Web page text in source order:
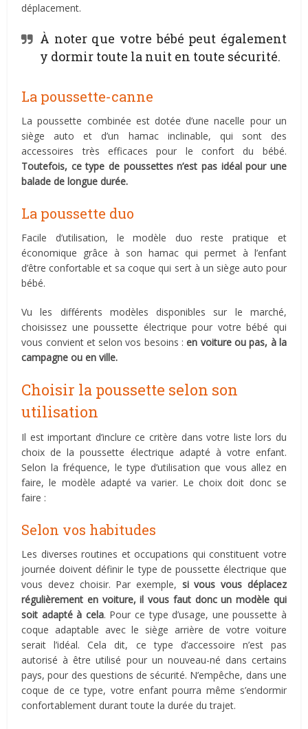
déplacement.
À noter que votre bébé peut également
y dormir toute la nuit en toute sécurité.
La poussette-canne
La poussette combinée est dotée d’une nacelle pour un
siège auto et d’un hamac inclinable, qui sont des
accessoires très efficaces pour le confort du bébé.
Toutefois, ce type de poussettes n’est pas idéal pour une
balade de longue durée.
La poussette duo
Facile d’utilisation, le modèle duo reste pratique et
économique grâce à son hamac qui permet à l’enfant
d’être confortable et sa coque qui sert à un siège auto pour
bébé.
Vu les différents modèles disponibles sur le marché,
choisissez une poussette électrique pour votre bébé qui
vous convient et selon vos besoins :en voiture ou pas, à la
campagne ou en ville.
Choisir la poussette selon son
utilisation
Il est important d’inclure ce critère dans votre liste lors du
choix de la poussette électrique adapté à votre enfant.
Selon la fréquence, le type d’utilisation que vous allez en
faire, le modèle adapté va varier. Le choix doit donc se
faire :
Selon vos habitudes
Les diverses routines et occupations qui constituent votre
journée doivent définir le type de poussette électrique que
vous devez choisir. Par exemple, si vous vous déplacez
régulièrement en voiture, il vous faut donc un modèle qui
soit adapté à cela. Pour ce type d’usage, une poussette à
coque adaptable avec le siège arrière de votre voiture
serait l’idéal. Cela dit, ce type d’accessoire n’est pas
autorisé à être utilisé pour un nouveau-né dans certains
pays, pour des questions de sécurité. N’empêche, dans une
coque de ce type, votre enfant pourra même s’endormir
confortablement durant toute la durée du trajet.